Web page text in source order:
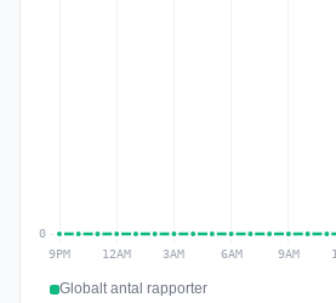
Globalt antal rapporter